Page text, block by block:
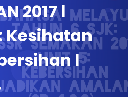
2017 l
Kesihatan
l